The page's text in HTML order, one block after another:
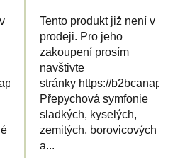
Tento produkt již není v
prodeji. Pro jeho
zakoupení prosím
navštivte
stránky https://
Přepychová symfonie
sladkých, kyselých,
zemitých, borovicových
a...